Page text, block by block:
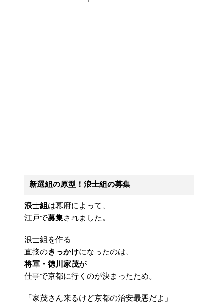
新選組の原型！浪士組の募集
浪士組 は幕府によって、
江戸で募集されました。
浪士組を作る
直接のきっかけになったのは、
将軍・徳川家茂が
仕事で京都に行くのが決まったため。
「家茂さん来るけど京都の治安最悪だよ」